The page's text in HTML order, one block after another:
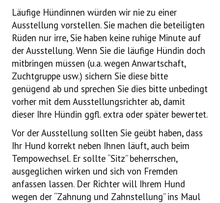
Läufige Hündinnen würden wir nie zu einer
Ausstellung vorstellen. Sie machen die beteiligten
Rüden nur irre, Sie haben keine ruhige Minute auf
der Ausstellung. Wenn Sie die läufige Hündin doch
mitbringen müssen (u.a. wegen Anwartschaft,
Zuchtgruppe usw.) sichern Sie diese bitte
genügend ab und sprechen Sie dies bitte unbedingt
vorher mit dem Ausstellungsrichter ab, damit
dieser Ihre Hündin ggfl. extra oder später bewertet.
Vor der Ausstellung sollten Sie geübt haben, dass
Ihr Hund korrekt neben Ihnen läuft, auch beim
Tempowechsel. Er sollte “Sitz” beherrschen,
ausgeglichen wirken und sich von Fremden
anfassen lassen. Der Richter will Ihrem Hund
wegen der “Zahnung und Zahnstellung” ins Maul